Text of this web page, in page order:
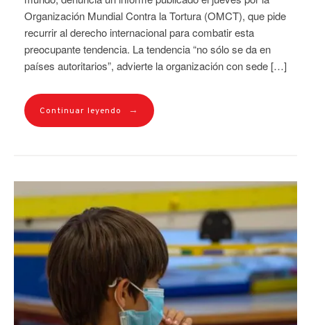
Organización Mundial Contra la Tortura (OMCT), que pide
recurrir al derecho internacional para combatir esta
preocupante tendencia. La tendencia “no sólo se da en
países autoritarios”, advierte la organización con sede […]
Continuar leyendo →